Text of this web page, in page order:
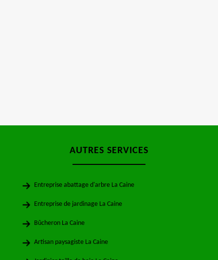
AUTRES SERVICES
Entreprise abattage d'arbre La Caine
Entreprise de jardinage La Caine
Bûcheron La Caine
Artisan paysagiste La Caine